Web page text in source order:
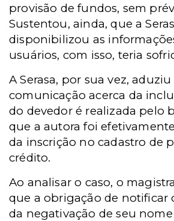
provisão de fundos, sem
Sustentou, ainda, que a
disponibilizou as
usuários, com isso, teria
A Serasa, por sua vez, aduziu
comunicação acerca da
do devedor é realizada pelo
que a autora foi
da inscrição no cadastro de
crédito.
Ao analisar o caso, o
que a obrigação de notificar
da negativação de seu nome